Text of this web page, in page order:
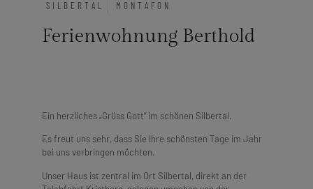
SILBERTAL MONTAFON
Ferienwohnung Berthold
Ein herzliches „Grüss Gott“ im schönen Silbertal.
Es freut uns sehr, dass Sie Ihre schönsten Tage im Jahr
bei uns verbringen möchten.
Unser Haus ist zentral im Ort Silbertal, direkt an der